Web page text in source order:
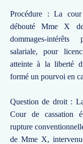
Procédure : La
débouté Mme X
dommages-intérêts
salariale, pour
atteinte à la liberté
formé un pourvoi en
Question de droit :
Cour de cassation
rupture
de Mme X,